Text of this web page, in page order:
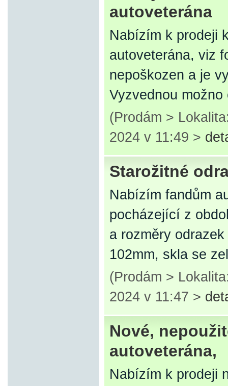
autoveterána
Nabízím k prodeji
autoveterána, viz
nepoškozen a je
Vyzvednou
(Prodám >
2024 v 11:49 >
Starožitné
Nabízím fandům
pocházející z
a rozměry
102mm, skla se
(Prodám >
2024 v 11:47 >
Nové,
autoveterána,
Nabízím k prodeji